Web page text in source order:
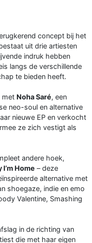
concept bij het
uit drie artiesten
indruk hebben
langs de verschillende
te bieden heeft.
met Noha Saré, een
neo-soul en alternative
nieuwe EP en verkocht
ze zich vestigt als
andere hoek,
I’m Home – deze
alternative met
shoegaze, indie en emo
Valentine, Smashing
in de richting van
die met haar eigen